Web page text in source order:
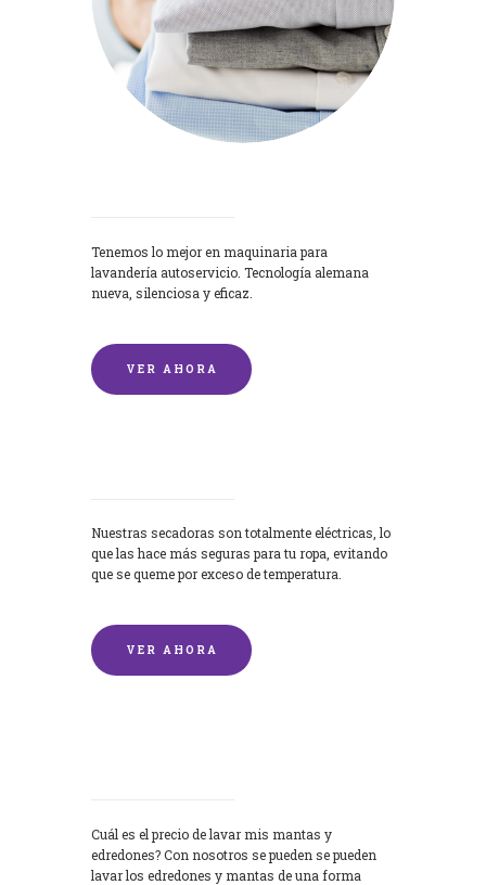
Tenemos lo mejor en maquinaria para
lavandería autoservicio. Tecnología alemana
nueva, silenciosa y eficaz.
VER AHORA
Nuestras secadoras son totalmente eléctricas, lo
que las hace más seguras para tu ropa, evitando
que se queme por exceso de temperatura.
VER AHORA
Cuál es el precio de lavar mis mantas y
edredones? Con nosotros se pueden se pueden
lavar los edredones y mantas de una forma